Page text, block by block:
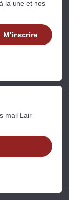
la une et nos
M'inscrire
mail Lair